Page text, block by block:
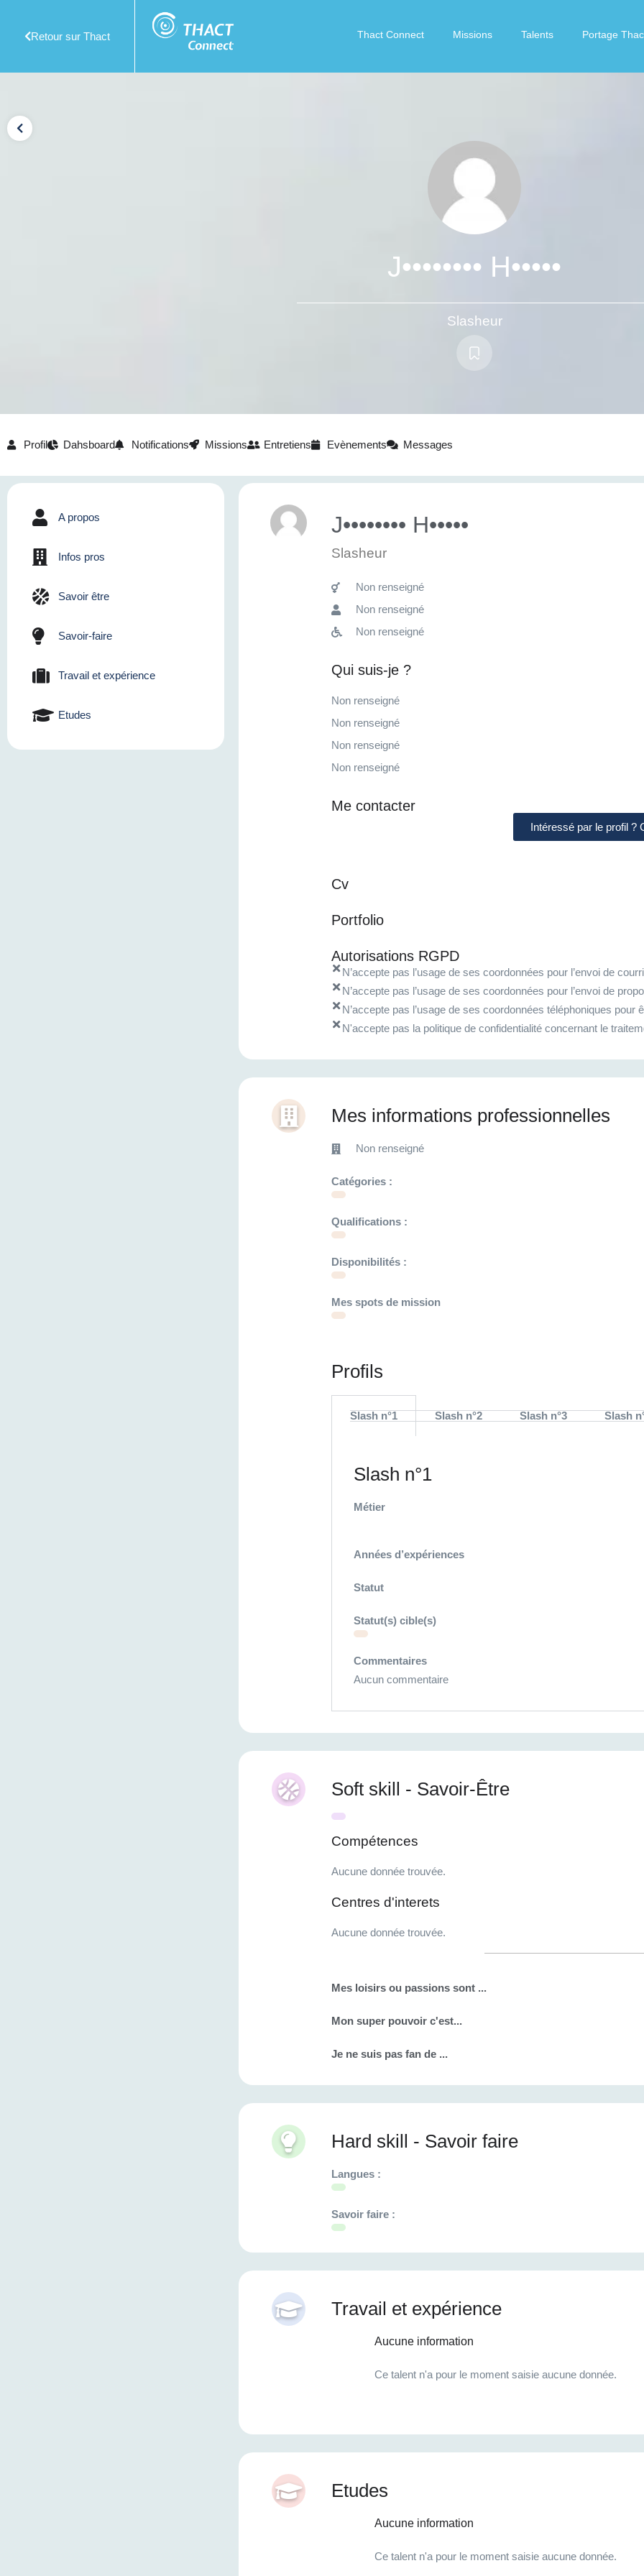
Retour sur Thact Thact Connect Missions Talents Portage
J•••••••• H•••••
Slasheur
Profil Dahsboard Notifications Missions Entretiens Evènements Messages
A propos
Infos pros
Savoir être
Savoir-faire
Travail et expérience
Etudes
J•••••••• H•••••
Slasheur
Non renseigné
Non renseigné
Non renseigné
Qui suis-je ?
Non renseigné
Non renseigné
Non renseigné
Non renseigné
Me contacter
Intéressé par le profil ?
Cv
Portfolio
Autorisations RGPD
N’accepte pas l’usage de ses coordonnées pour l’envoi de
N’accepte pas l’usage de ses coordonnées pour l’envoi de
N’accepte pas l’usage de ses coordonnées téléphoniques
N'accepte pas la politique de confidentialité concernant le
Mes informations professionnelles
Non renseigné
Catégories :
Qualifications :
Disponibilités :
Mes spots de mission
Profils
Slash n°1 Slash n°2 Slash n°3 Slash
Slash n°1
Métier
Années d’expériences
Statut
Statut(s) cible(s)
Commentaires
Aucun commentaire
Soft skill - Savoir-Être
Compétences
Aucune donnée trouvée.
Centres d'interets
Aucune donnée trouvée.
Mes loisirs ou passions sont ...
Mon super pouvoir c'est...
Je ne suis pas fan de ...
Hard skill - Savoir faire
Langues :
Savoir faire :
Travail et expérience
Aucune information
Ce talent n'a pour le moment saisie aucune donnée.
Etudes
Aucune information
Ce talent n'a pour le moment saisie aucune donnée.